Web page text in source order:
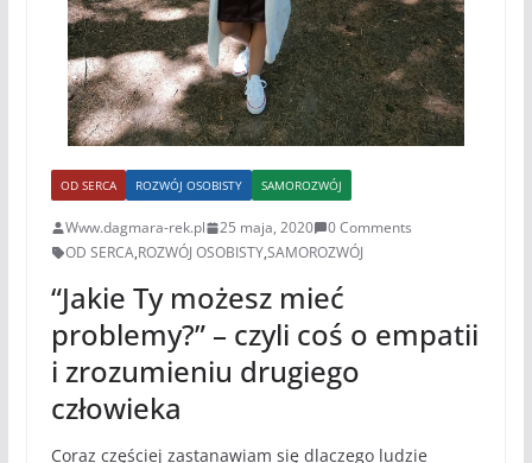
OD SERCA ROZWÓJ OSOBISTY SAMOROZWÓJ
Www.dagmara-rek.pl 25 maja, 2020
0 Comments
OD SERCA,ROZWÓJ OSOBISTY,SAMOROZWÓJ
“Jakie Ty możesz mieć
problemy?” – czyli coś o empatii
i zrozumieniu drugiego
człowieka
Coraz częściej zastanawiam się dlaczego ludzie